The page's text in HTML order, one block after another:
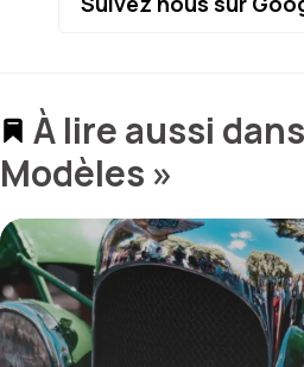
À lire aussi
Modèles »